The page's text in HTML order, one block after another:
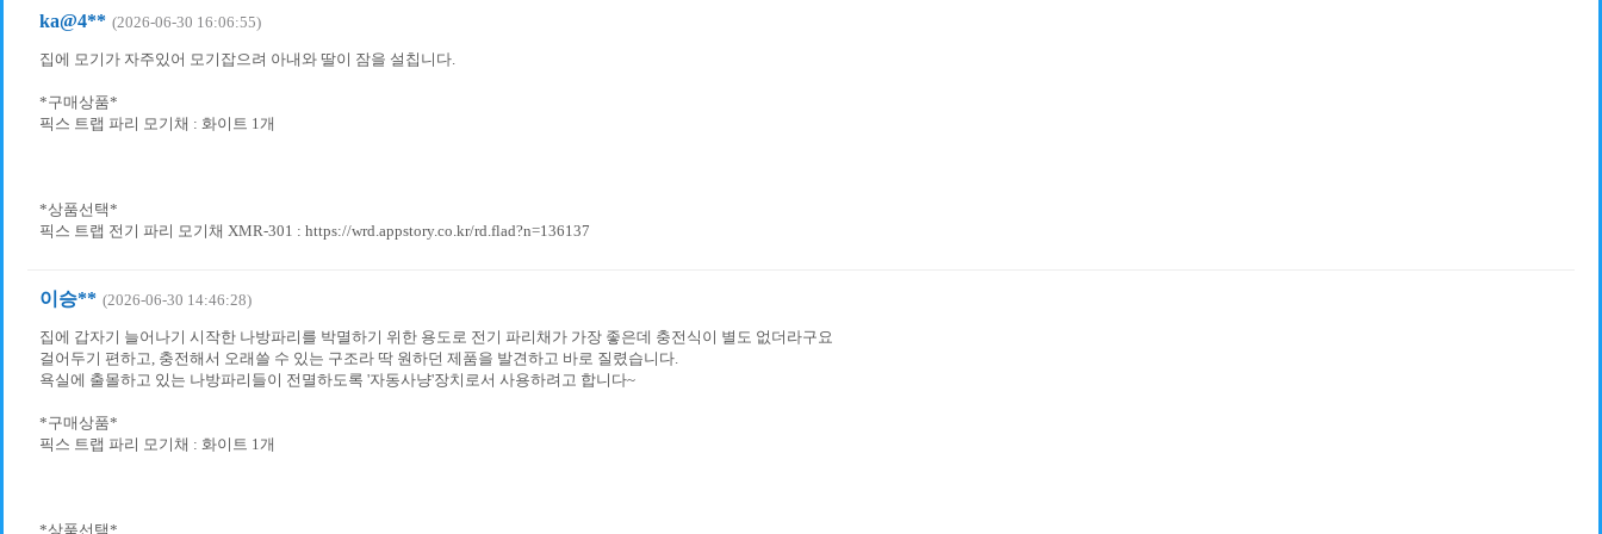
ka@4** (2026-06-30 16:06:55)
집에 모기가 자주있어 모기잡으려 아내와 딸이 잠을 설칩니다.
*구매상품*
픽스 트랩 파리 모기채 : 화이트​ 1개
*상품선택*
픽스 트랩 전기 파리 모기채 XMR-301 : https://wrd.appstory.co.kr/rd.flad?n=136137
이승** (2026-06-30 14:46:28)
집에 갑자기 늘어나기 시작한 나방파리를 박멸하기 위한 용도로 전기 파리채가 가장 좋은데 충전식이 별도 없더라구요
걸어두기 편하고, 충전해서 오래쓸 수 있는 구조라 딱 원하던 제품을 발견하고 바로 질렸습니다.
욕실에 출몰하고 있는 나방파리들이 전멸하도록 '자동사냥'장치로서 사용하려고 합니다~
*구매상품*
픽스 트랩 파리 모기채 : 화이트​ 1개
*상품선택*